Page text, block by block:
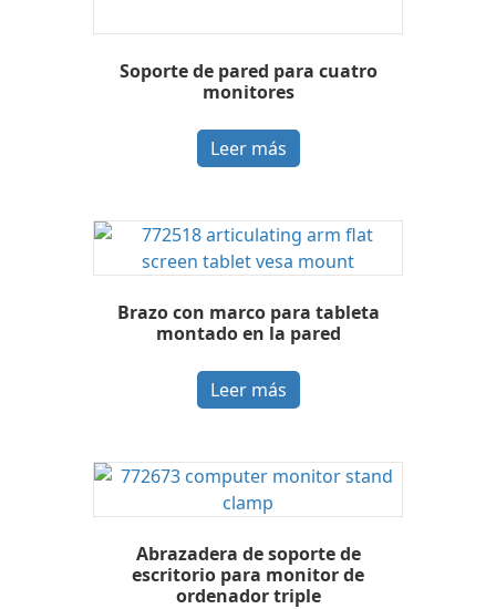
Soporte de pared para cuatro
monitores
Leer más
Brazo con marco para tableta
montado en la pared
Leer más
Abrazadera de soporte de
escritorio para monitor de
ordenador triple